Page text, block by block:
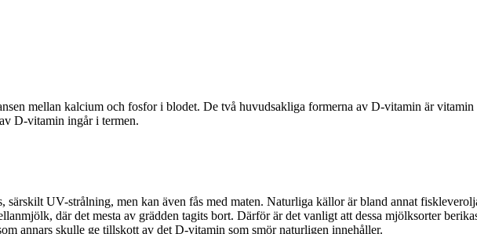
mellan kalcium och fosfor i blodet. De två huvudsakliga formerna av D-vitamin är
D-vitamin ingår i termen.
UV-strålning, men kan även fås med maten. Naturliga källor är bland annat
där det mesta av grädden tagits bort. Därför är det vanligt att dessa mjölksorter
annars skulle ge tillskott av det D-vitamin som smör naturligen innehåller.